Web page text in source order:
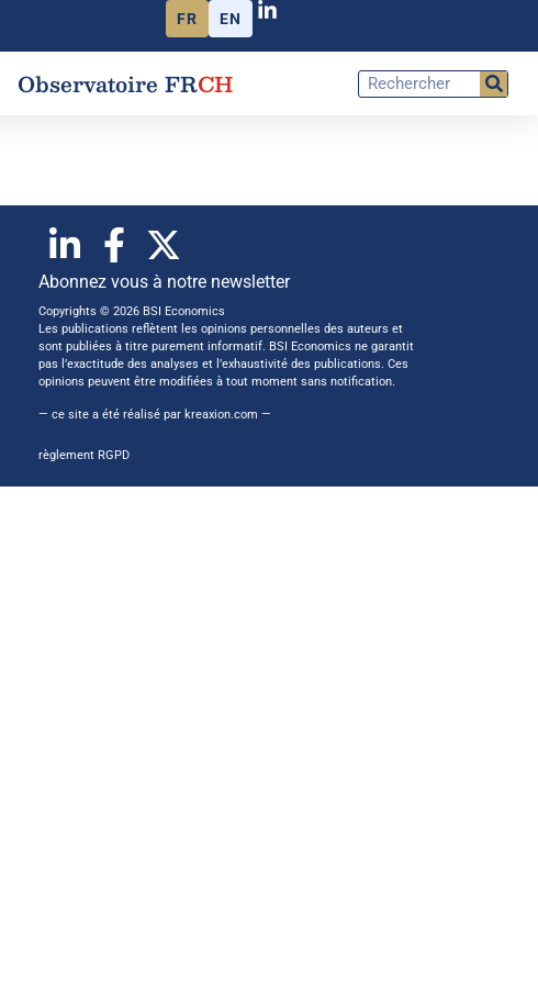
FR EN
Observatoire FRCH
Abonnez vous à notre newsletter
Copyrights © 2026 BSI Economics
Les publications reflètent les opinions personnelles des auteurs et
sont publiées à titre purement informatif. BSI Economics ne garantit
pas l’exactitude des analyses et l’exhaustivité des publications. Ces
opinions peuvent être modifiées à tout moment sans notification.
— ce site a été réalisé par kreaxion.com —
règlement RGPD